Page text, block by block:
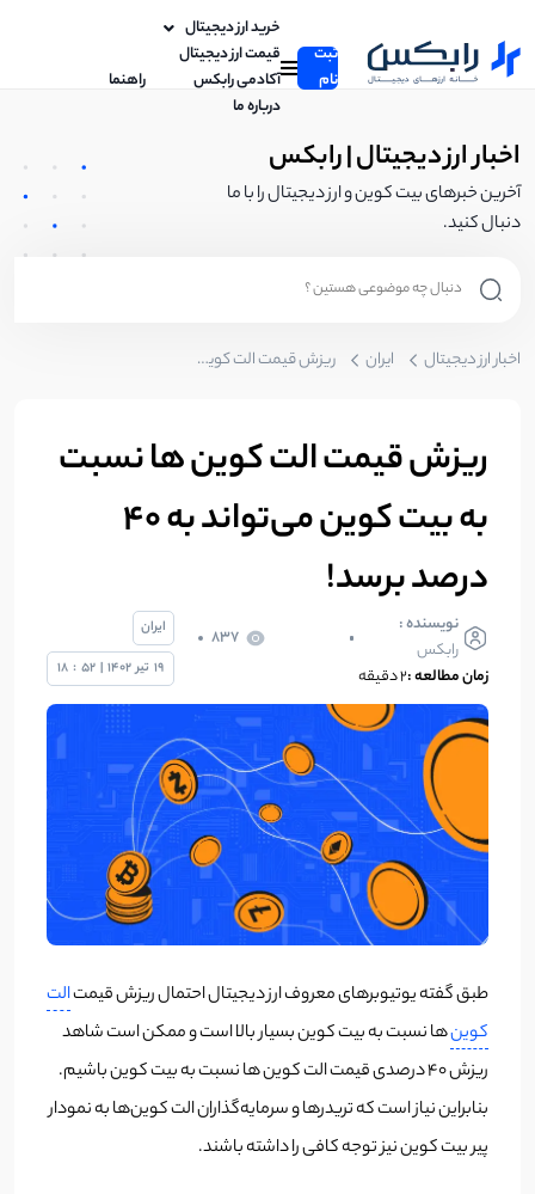
ثبت
نام
خرید ارز دیجیتال
قیمت ارز دیجیتال
آکادمی رابکس
راهنما
درباره ما
اخبار ارز دیجیتال | رابکس
آخرین خبرهای بیت کوین و ارز دیجیتال را با ما
دنبال کنید.
اخبار ارز دیجیتال ایران ریزش قیمت الت کوین ها نسبت به بیت کوین می‌تواند به 40 درصد برسد!
ریزش قیمت الت کوین ها نسبت
به بیت کوین می‌تواند به 40
درصد برسد!
نویسنده :
رابکس
837
زمان مطالعه :2 دقیقه
ایران
19 تیر 1402
|
52
:
18
طبق گفته یوتیوبرهای معروف ارز دیجیتال احتمال ریزش قیمتالت
کوینها نسبت به بیت کوین بسیار بالا است و ممکن است شاهد
ریزش 40 درصدی قیمت الت کوین ها نسبت به بیت کوین باشیم.
بنابراین نیاز است که تریدرها و سرمایه‌گذاران الت کوین‌ها به نمودار
پیر بیت کوین نیز توجه کافی را داشته باشند.